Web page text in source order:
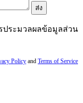
ระมวลผลข้อมูลส่วน
Policy and Terms of Service